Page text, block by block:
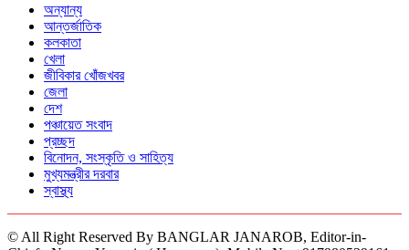
অন্যান্য
আন্তর্জাতিক
কলকাতা
খেলা
জীবিকার খোঁজখবর
জেলা
দেশ
পঞ্চায়েত সংবাদ
প্রচ্ছদ
বিনোদন, সংস্কৃতি ও সাহিত্য
মুখ্যমন্ত্রীর দরবার
স্বাস্থ্য
© All Right Reserved By BANGLAR JANAROB, Editor-in-